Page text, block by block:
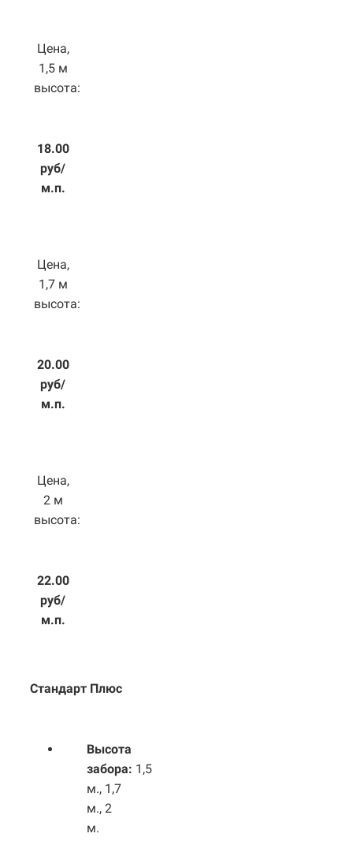
Цена,
1,5 м
высота:
18.00
руб/
м.п.
Цена,
1,7 м
высота:
20.00
руб/
м.п.
Цена,
2 м
высота:
22.00
руб/
м.п.
Стандарт Плюс
Высота
забора: 1,5
м., 1,7
м., 2
м.